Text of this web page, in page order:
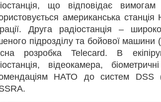
що відповідає
американська
Друга радіостанція –
підрозділу та бойової
розробка Telecard. В
відеокамера,
НАТО до систем DSS